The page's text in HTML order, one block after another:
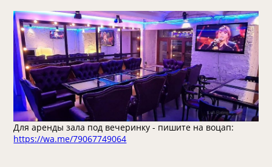
Для аренды зала под вечеринку - пишите на воцап:
https://wa.me/79067749064